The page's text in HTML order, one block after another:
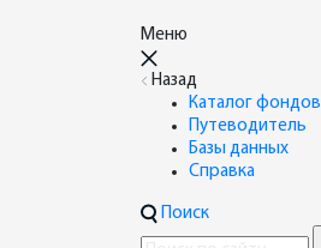
Меню
Назад
Каталог фондов
Путеводитель
Базы данных
Справка
Поиск